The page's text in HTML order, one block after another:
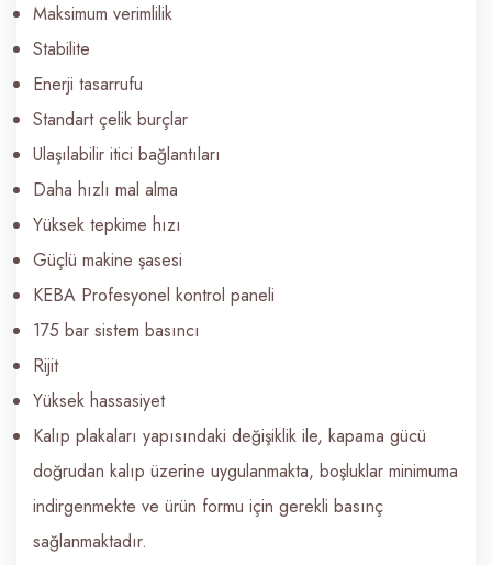
Maksimum verimlilik
Stabilite
Enerji tasarrufu
Standart çelik burçlar
Ulaşılabilir itici bağlantıları
Daha hızlı mal alma
Yüksek tepkime hızı
Güçlü makine şasesi
KEBA Profesyonel kontrol paneli
175 bar sistem basıncı
Rijit
Yüksek hassasiyet
Kalıp plakaları yapısındaki değişiklik ile, kapama gücü
doğrudan kalıp üzerine uygulanmakta, boşluklar minimuma
indirgenmekte ve ürün formu için gerekli basınç
sağlanmaktadır.